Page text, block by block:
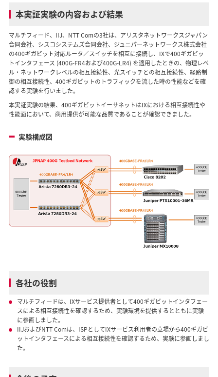
本実証実験の内容および結果
マルチフィード、IIJ、NTT Comの3社は、アリスタネットワークスジャパン
合同会社、シスコシステムズ合同会社、ジュニパーネットワークス株式会社
の400ギガビット対応ルータ／スイッチを相互に接続し、IXで400ギガビッ
トインタフェース (400G-FR4および400G-LR4) を適用したときの、物理レベ
ル・ネットワークレベルの相互接続性、光スイッチとの相互接続性、経路制
御の相互接続性、400ギガビットのトラフィックを流した時の性能などを確
認する実験を行いました。
本実証実験の結果、400ギガビットイーサネットはIXにおける相互接続性や
性能面において、商用提供が可能な品質であることが確認できました。
実験構成図
各社の役割
マルチフィードは、IXサービス提供者として400ギガビットインタフェー
スによる相互接続性を確認するため、実験環境を提供するとともに実験
に参画しました。
IIJおよびNTT Comは、ISPとしてIXサービス利用者の立場から400ギガビ
ットインタフェースによる相互接続性を確認するため、実験に参画しまし
た。